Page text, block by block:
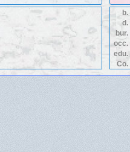
b.
d.
bur.
occ.
edu.
Co.